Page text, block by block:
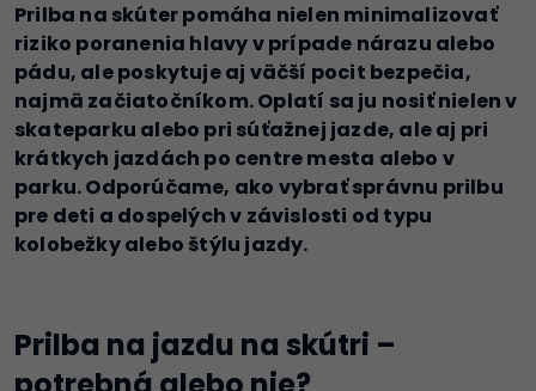
Prilba na skúter pomáha nielen minimalizovať
riziko poranenia hlavy v prípade nárazu alebo
pádu, ale poskytuje aj väčší pocit bezpečia,
najmä začiatočníkom. Oplatí sa ju nosiť nielen v
skateparku alebo pri súťažnej jazde, ale aj pri
krátkych jazdách po centre mesta alebo v
parku. Odporúčame, ako vybrať správnu prilbu
pre deti a dospelých v závislosti od typu
kolobežky alebo štýlu jazdy.
Prilba na jazdu na skútri –